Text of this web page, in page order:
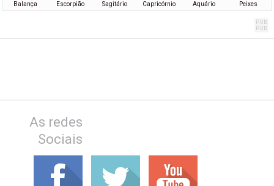
Balança Escorpião Sagitário Capricórnio Aquário Peixes
As redes
Sociais